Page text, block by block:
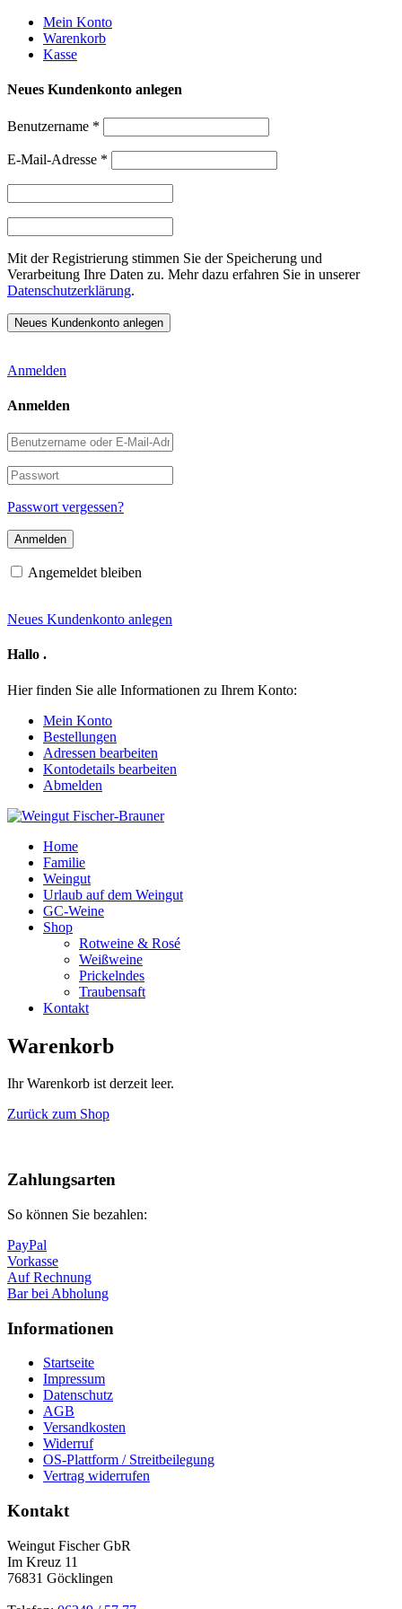
Weiter
zum
Inhalt
Mein Konto
Warenkorb
Kasse
Neues Kundenkonto anlegen
Benutzername *
E-Mail-Adresse *
Mit der Registrierung stimmen Sie der Speicherung und
Verarbeitung Ihre Daten zu. Mehr dazu erfahren Sie in unserer
Datenschutzerklärung.
Anmelden
Anmelden
Benutzername
oder
E-
Mail-
Adresse
Passwort
Passwort vergessen?
Angemeldet bleiben
Neues Kundenkonto anlegen
Hallo .
Hier finden Sie alle Informationen zu Ihrem Konto:
Mein Konto
Bestellungen
Adressen bearbeiten
Kontodetails bearbeiten
Abmelden
Home
Familie
Weingut
Urlaub auf dem Weingut
GC-Weine
Shop
Rotweine & Rosé
Weißweine
Prickelndes
Traubensaft
Kontakt
Warenkorb
Ihr Warenkorb ist derzeit leer.
Zurück zum Shop
oben
Zahlungsarten
So können Sie bezahlen:
PayPal
Vorkasse
Auf Rechnung
Bar bei Abholung
Informationen
Startseite
Impressum
Datenschutz
AGB
Versandkosten
Widerruf
OS-Plattform / Streitbeilegung
Vertrag widerrufen
Kontakt
Weingut Fischer GbR
Im Kreuz 11
76831 Göcklingen